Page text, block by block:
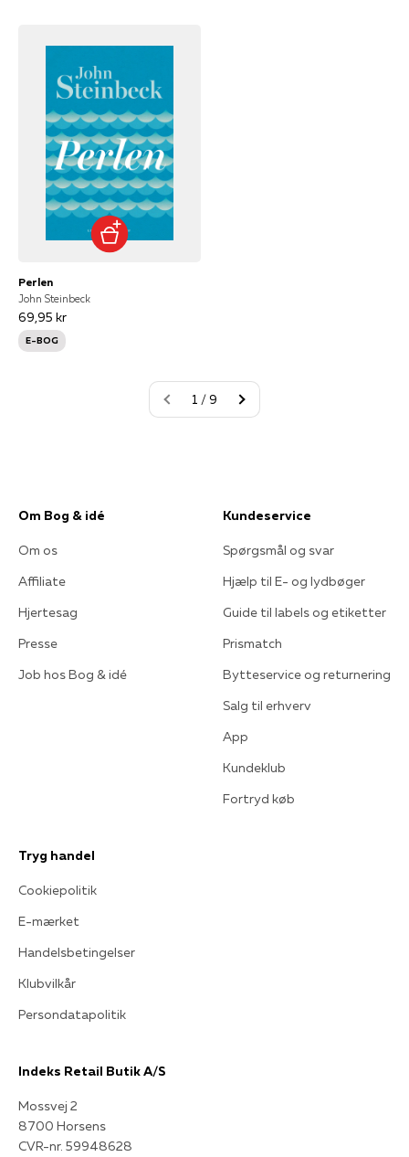
Perlen
John Steinbeck
69,95 kr
E-BOG
1 / 9
Om Bog & idé
Om os
Affiliate
Hjertesag
Presse
Job hos Bog & idé
Kundeservice
Spørgsmål og svar
Hjælp til E- og lydbøger
Guide til labels og etiketter
Prismatch
Bytteservice og returnering
Salg til erhverv
App
Kundeklub
Fortryd køb
Tryg handel
Cookiepolitik
E-mærket
Handelsbetingelser
Klubvilkår
Persondatapolitik
Indeks Retail Butik A/S
Mossvej 2
8700 Horsens
CVR-nr. 59948628